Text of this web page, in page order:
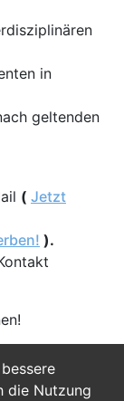
die Nutzung
in
geltenden
( Jetzt
).